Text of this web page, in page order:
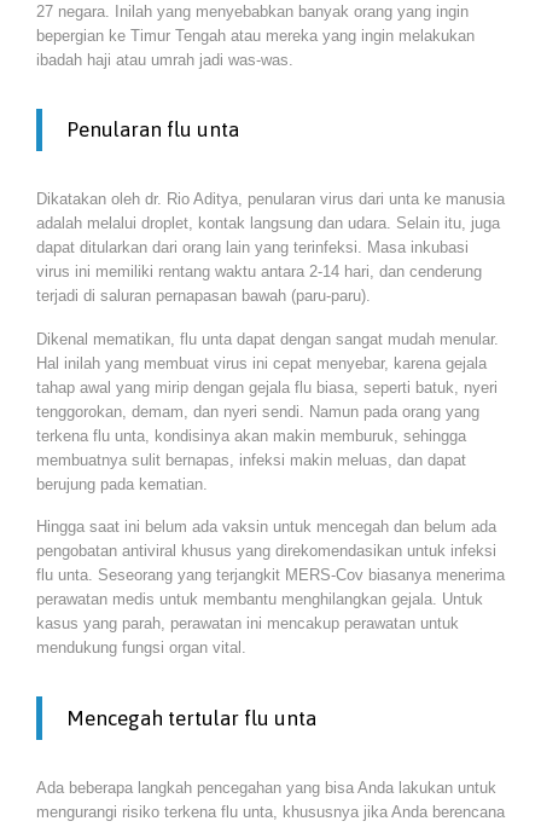
27 negara. Inilah yang menyebabkan banyak orang yang ingin
bepergian ke Timur Tengah atau mereka yang ingin melakukan
ibadah haji atau umrah jadi was-was.
Penularan flu unta
Dikatakan oleh dr. Rio Aditya, penularan virus dari unta ke manusia
adalah melalui droplet, kontak langsung dan udara. Selain itu, juga
dapat ditularkan dari orang lain yang terinfeksi. Masa inkubasi
virus ini memiliki rentang waktu antara 2-14 hari, dan cenderung
terjadi di saluran pernapasan bawah (paru-paru).
Dikenal mematikan, flu unta dapat dengan sangat mudah menular.
Hal inilah yang membuat virus ini cepat menyebar, karena gejala
tahap awal yang mirip dengan gejala flu biasa, seperti batuk, nyeri
tenggorokan, demam, dan nyeri sendi. Namun pada orang yang
terkena flu unta, kondisinya akan makin memburuk, sehingga
membuatnya sulit bernapas, infeksi makin meluas, dan dapat
berujung pada kematian.
Hingga saat ini belum ada vaksin untuk mencegah dan belum ada
pengobatan antiviral khusus yang direkomendasikan untuk infeksi
flu unta. Seseorang yang terjangkit MERS-Cov biasanya menerima
perawatan medis untuk membantu menghilangkan gejala. Untuk
kasus yang parah, perawatan ini mencakup perawatan untuk
mendukung fungsi organ vital.
Mencegah tertular flu unta
Ada beberapa langkah pencegahan yang bisa Anda lakukan untuk
mengurangi risiko terkena flu unta, khususnya jika Anda berencana